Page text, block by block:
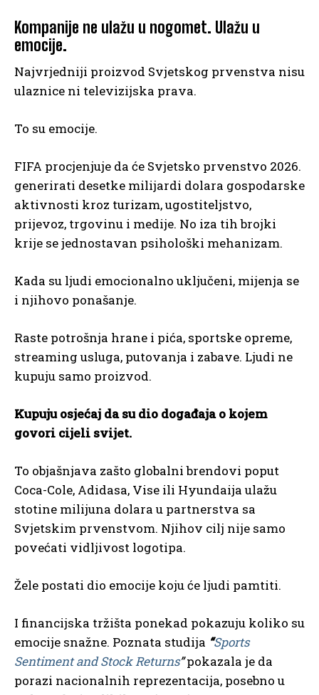
Kompanije ne ulažu u nogomet. Ulažu u
emocije.
Najvrjedniji proizvod Svjetskog prvenstva nisu
ulaznice ni televizijska prava.
To su emocije.
FIFA procjenjuje da će Svjetsko prvenstvo 2026.
generirati desetke milijardi dolara gospodarske
aktivnosti kroz turizam, ugostiteljstvo,
prijevoz, trgovinu i medije. No iza tih brojki
krije se jednostavan psihološki mehanizam.
Kada su ljudi emocionalno uključeni, mijenja se
i njihovo ponašanje.
Raste potrošnja hrane i pića, sportske opreme,
streaming usluga, putovanja i zabave. Ljudi ne
kupuju samo proizvod.
Kupuju osjećaj da su dio događaja o kojem
govori cijeli svijet.
To objašnjava zašto globalni brendovi poput
Coca-Cole, Adidasa, Vise ili Hyundaija ulažu
stotine milijuna dolara u partnerstva sa
Svjetskim prvenstvom. Njihov cilj nije samo
povećati vidljivost logotipa.
Žele postati dio emocije koju će ljudi pamtiti.
I financijska tržišta ponekad pokazuju koliko su
emocije snažne. Poznata studija “Sports
Sentiment and Stock Returns”pokazala je da
porazi nacionalnih reprezentacija, posebno u